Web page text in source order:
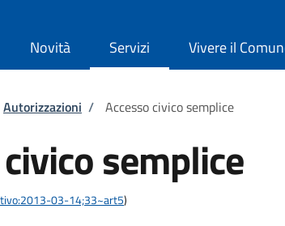
Novità Servizi Vivere il
pane
Autorizzazioni / Accesso civico semplice
semplice
03-14;33~art5)